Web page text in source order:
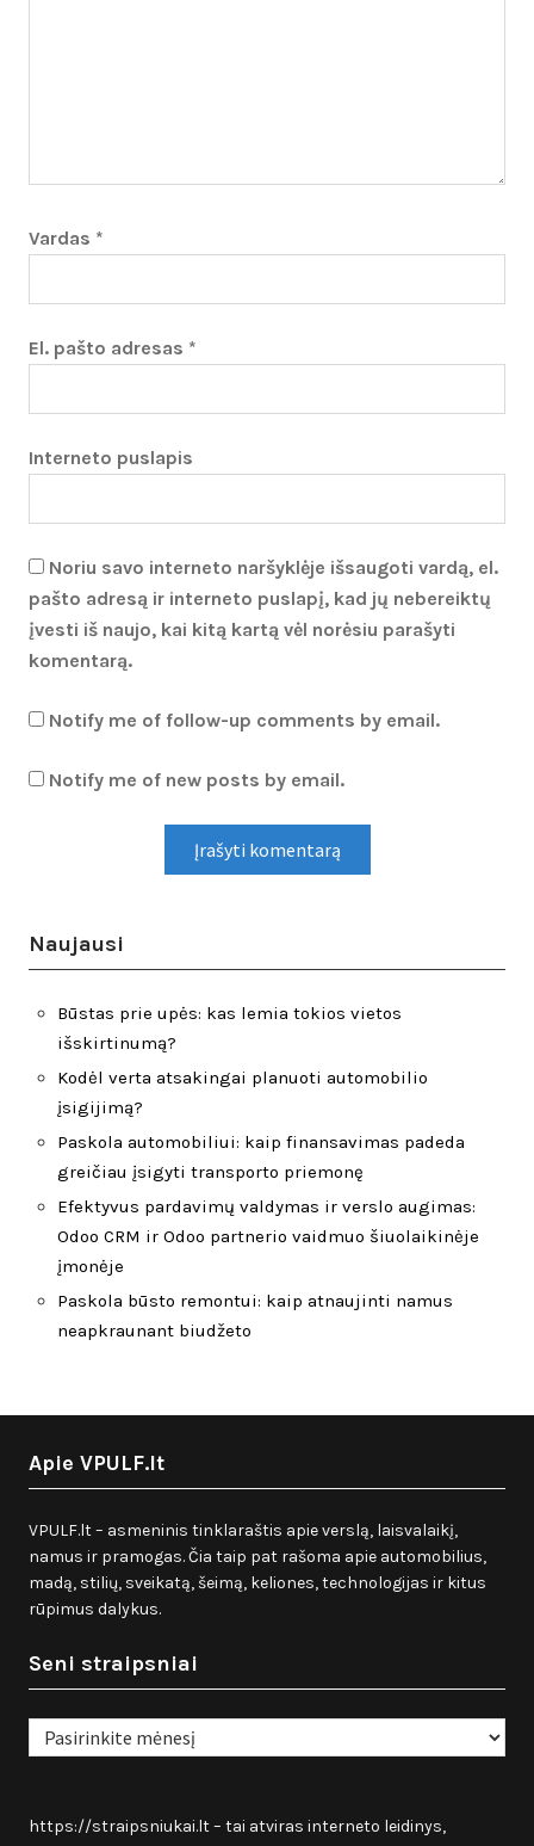
Vardas *
El. pašto adresas *
Interneto puslapis
Noriu savo interneto naršyklėje išsaugoti vardą, el.
pašto adresą ir interneto puslapį, kad jų nebereiktų
įvesti iš naujo, kai kitą kartą vėl norėsiu parašyti
komentarą.
Notify me of follow-up comments by email.
Notify me of new posts by email.
Naujausi
Būstas prie upės: kas lemia tokios vietos
išskirtinumą?
Kodėl verta atsakingai planuoti automobilio
įsigijimą?
Paskola automobiliui: kaip finansavimas padeda
greičiau įsigyti transporto priemonę
Efektyvus pardavimų valdymas ir verslo augimas:
Odoo CRM ir Odoo partnerio vaidmuo šiuolaikinėje
įmonėje
Paskola būsto remontui: kaip atnaujinti namus
neapkraunant biudžeto
Apie VPULF.lt
VPULF.lt – asmeninis tinklaraštis apie verslą, laisvalaikį,
namus ir pramogas. Čia taip pat rašoma apie automobilius,
madą, stilių, sveikatą, šeimą, keliones, technologijas ir kitus
rūpimus dalykus.
Seni straipsniai
Seni
straipsniai
https://straipsniukai.lt– tai atviras interneto leidinys,